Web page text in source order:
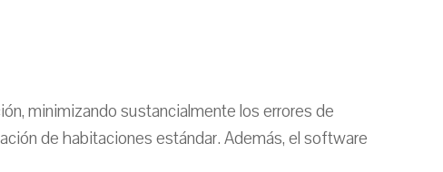
minimizando sustancialmente los errores de
de habitaciones estándar. Además, el software